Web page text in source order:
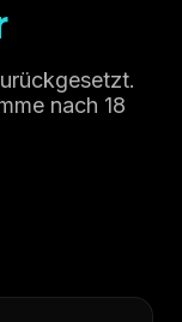
nach 18